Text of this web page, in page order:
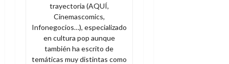
trayectoria (AQUÍ,
Cinemascomics,
Infonegocios…), especializado
en cultura pop aunque
también ha escrito de
temáticas muy distintas como